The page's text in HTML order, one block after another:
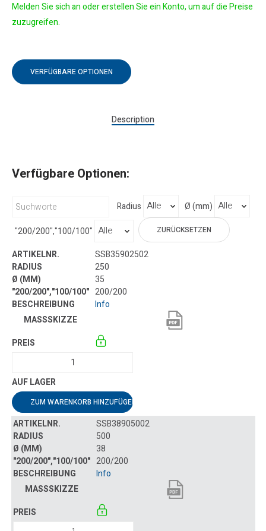
Melden Sie sich an oder erstellen Sie ein Konto, um auf die Preise
zuzugreifen.
VERFÜGBARE OPTIONEN
Description
Verfügbare Optionen:
Radius
Ø (mm)
"200/200","100/100"
ZURÜCKSETZEN
SSB35902502
250
35
200/200
Info
ZUM WARENKORB HINZUFÜGEN
SSB38905002
500
38
200/200
Info